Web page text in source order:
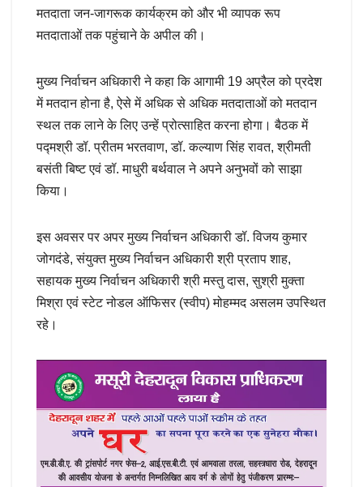
मतदाता जन-जागरूक कार्यक्रम को और भी व्यापक रूप
मतदाताओं तक पहुंचाने के अपील की।
मुख्य निर्वाचन अधिकारी ने कहा कि आगामी 19 अप्रैल को प्रदेश
में मतदान होना है, ऐसे में अधिक से अधिक मतदाताओं को मतदान
स्थल तक लाने के लिए उन्हें प्रोत्साहित करना होगा। बैठक में
पद्मश्री डॉ. प्रीतम भरतवाण, डॉ. कल्याण सिंह रावत, श्रीमती
बसंती बिष्ट एवं डॉ. माधुरी बर्थवाल ने अपने अनुभवों को साझा
किया।
इस अवसर पर अपर मुख्य निर्वाचन अधिकारी डॉ. विजय कुमार
जोगदंडे, संयुक्त मुख्य निर्वाचन अधिकारी श्री प्रताप शाह,
सहायक मुख्य निर्वाचन अधिकारी श्री मस्तु दास, सुश्री मुक्ता
मिश्रा एवं स्टेट नोडल ऑफिसर (स्वीप) मोहम्मद असलम उपस्थित
रहे।